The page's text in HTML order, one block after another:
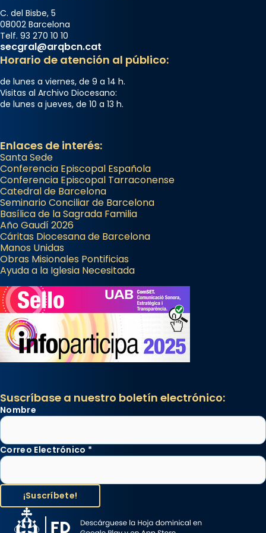
C. del Bisbe, 5
08002 Barcelona
Telf. 93 270 10 10
secgral@arqbcn.cat
Horario de atención al público:
de lunes a viernes, de 9 a 14 h.
Visitas al Archivo Diocesano:
de lunes a jueves, de 10 a 13 h.
Enlaces de interés:
Santa Sede
Conferencia Episcopal Española
Conferencia Episcopal Tarraconense
Catedral de Barcelona
Seminario Conciliar de Barcelona
Basílica de la Sagrada Familia
Año Gaudí 2026
Cáritas Diocesana de Barcelona
Manos Unidas
Obras Misionales Pontificias
Ayuda a la Iglesia Necesitada
Suscríbase a nuestro boletín electrónico:
Nombre
Correo Electrónico *